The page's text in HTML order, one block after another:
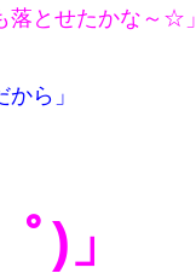
落とせたかな～☆」
ら」
)」